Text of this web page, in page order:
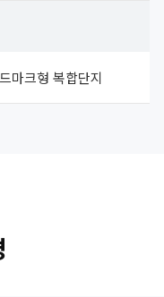
마크형 복합단지